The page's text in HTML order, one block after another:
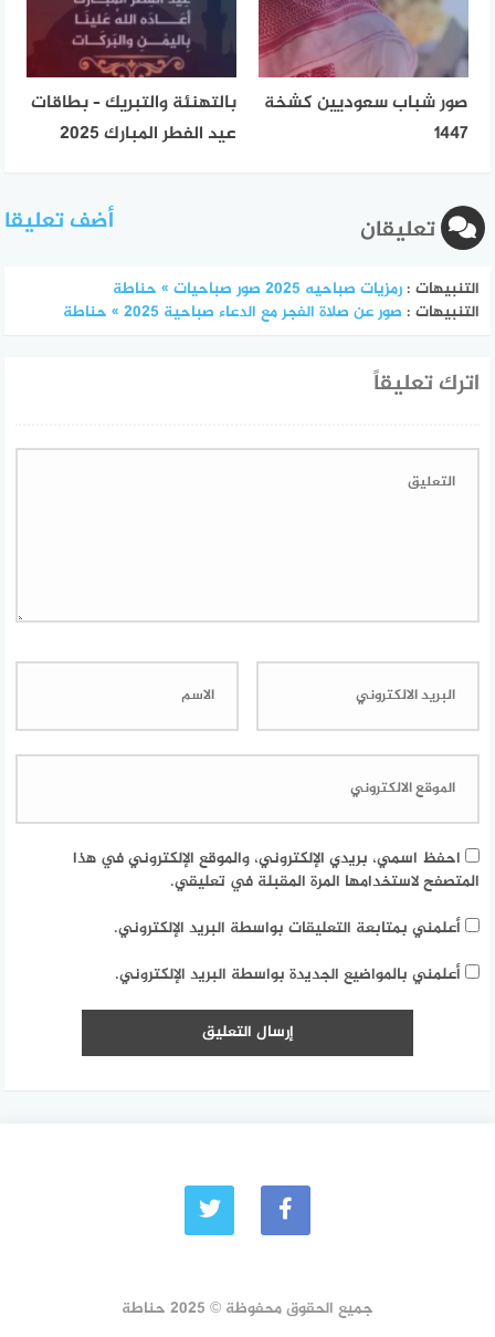
صور شباب سعوديين كشخة
1447
بالتهنئة والتبريك – بطاقات
عيد الفطر المبارك 2025
تعليقان أضف تعليقا
التنبيهات :رمزيات صباحيه 2025 صور صباحيات » حناطة
التنبيهات : صور عن صلاة الفجر مع الدعاء صباحية 2025 » حناطة
اترك تعليقاً
احفظ اسمي، بريدي الإلكتروني، والموقع الإلكتروني في هذا
المتصفح لاستخدامها المرة المقبلة في تعليقي.
أعلمني بمتابعة التعليقات بواسطة البريد الإلكتروني.
أعلمني بالمواضيع الجديدة بواسطة البريد الإلكتروني.
جميع الحقوق محفوظة © 2025 حناطة